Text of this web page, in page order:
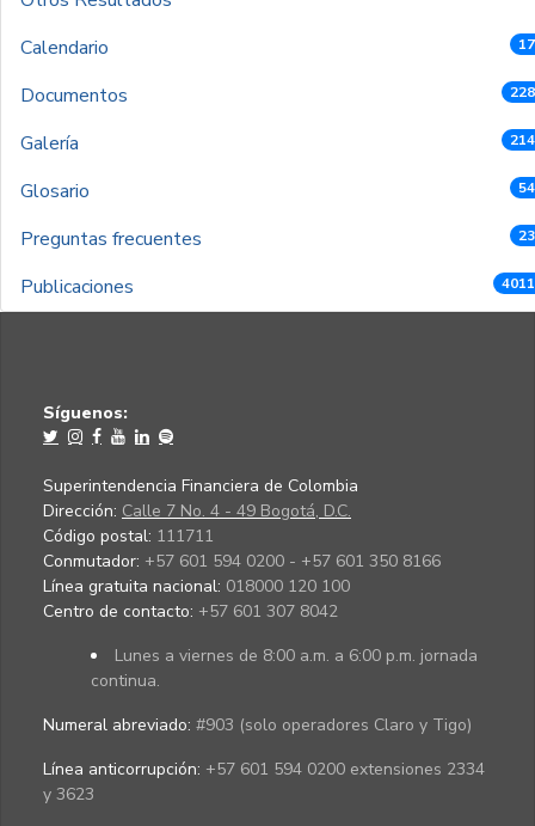
Calendario
Documentos
Galería
Glosario
Preguntas frecuentes
Publicaciones
Síguenos:
Superintendencia Financiera de Colombia
Dirección: Calle 7 No. 4 - 49 Bogotá, D.C.
Código postal: 111711
Conmutador: +57 601 594 0200 - +57 601 350 8166
Línea gratuita nacional: 018000 120 100
Centro de contacto: +57 601 307 8042
Lunes a viernes de 8:00 a.m. a 6:00 p.m. jornada
continua.
Numeral abreviado: #903 (solo operadores Claro y Tigo)
Línea anticorrupción: +57 601 594 0200 extensiones 2334
y 3623